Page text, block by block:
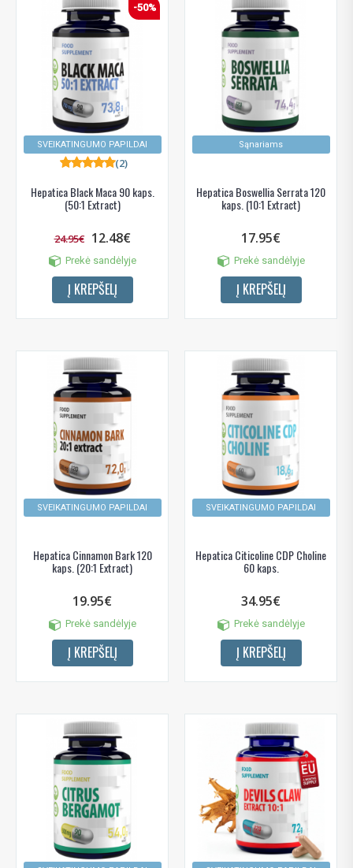
SVEIKATINGUMO PAPILDAI
-50%
Hepatica Black Maca 90 kaps.
(50:1 Extract)
(2)
24.95€ 12.48€
Prekė sandėlyje
Į KREPŠELĮ
Sąnariams
Hepatica Boswellia Serrata 120
kaps. (10:1 Extract)
17.95€
Prekė sandėlyje
Į KREPŠELĮ
SVEIKATINGUMO PAPILDAI
Hepatica Cinnamon Bark 120
kaps. (20:1 Extract)
19.95€
Prekė sandėlyje
Į KREPŠELĮ
SVEIKATINGUMO PAPILDAI
Hepatica Citicoline CDP Choline
60 kaps.
34.95€
Prekė sandėlyje
Į KREPŠELĮ